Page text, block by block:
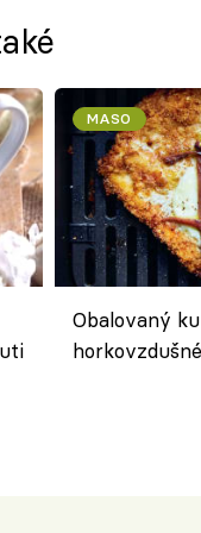
MASO
Obalovaný